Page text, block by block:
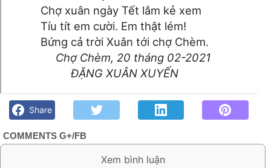
Chợ xuân ngày Tết lắm kẻ xem
Tíu tít em cười. Em thật lém!
Bứng cả trời Xuân tới chợ Chèm.
Chợ Chèm, 20 tháng 02-2021
ĐẶNG XUÂN XUYẾN
bè. Chút gì để nhớ!
Share
COMMENTS G+/FB